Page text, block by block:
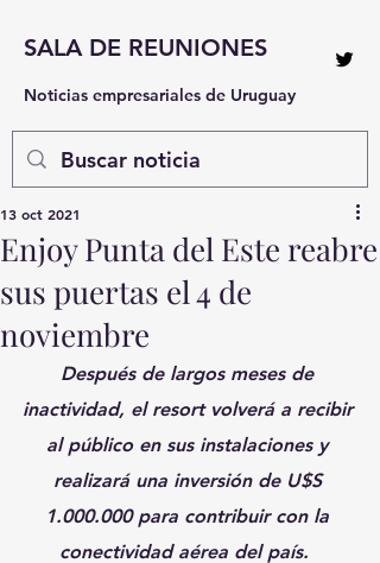
SALA DE REUNIONES
Noticias empresariales de Uruguay
Enjoy Punta del Este reabre
sus puertas el 4 de
noviembre
13 oct 2021
Después de largos meses de
inactividad, el resort volverá a recibir
al público en sus instalaciones y
realizará una inversión de U$S
1.000.000 para contribuir con la
conectividad aérea del país.